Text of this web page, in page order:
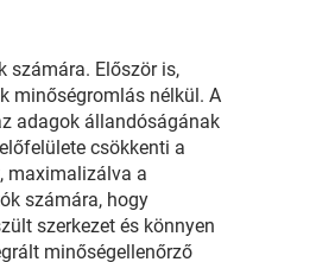
számára. Először is,
minőségromlás nélkül. A
adagok állandóságának
csökkenti a
maximalizálva a
számára, hogy
szerkezet és könnyen
minőségellenőrző